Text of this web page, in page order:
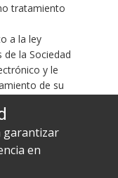
tratamiento
a la ley
de la Sociedad
y le
de su
garantizar
en